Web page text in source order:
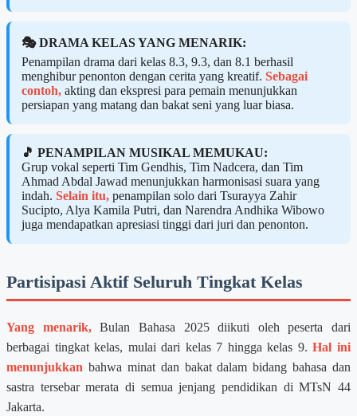
🎭 DRAMA KELAS YANG MENARIK:
Penampilan drama dari kelas 8.3, 9.3, dan 8.1 berhasil
menghibur penonton dengan cerita yang kreatif. Sebagai
contoh, akting dan ekspresi para pemain menunjukkan
persiapan yang matang dan bakat seni yang luar biasa.
🎵 PENAMPILAN MUSIKAL MEMUKAU:
Grup vokal seperti Tim Gendhis, Tim Nadcera, dan Tim
Ahmad Abdal Jawad menunjukkan harmonisasi suara yang
indah. Selain itu, penampilan solo dari Tsurayya Zahir
Sucipto, Alya Kamila Putri, dan Narendra Andhika Wibowo
juga mendapatkan apresiasi tinggi dari juri dan penonton.
Partisipasi Aktif Seluruh Tingkat Kelas
Yang menarik,Bulan Bahasa 2025 diikuti oleh peserta dari
berbagai tingkat kelas, mulai dari kelas 7 hingga kelas 9.Hal ini
menunjukkan bahwa minat dan bakat dalam bidang bahasa dan
sastra tersebar merata di semua jenjang pendidikan di MTsN 44
Jakarta.